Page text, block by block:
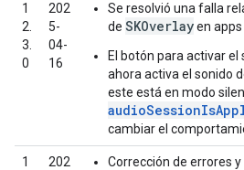
1
2.
3.
0
202
5-
04-
16
Se resolvió una falla
de SKOverlayen apps
El botón para activar
ahora activa el sonido
este está en modo
cambiar el
1
202
Corrección de errores y